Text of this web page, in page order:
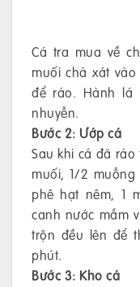
Cá tra mua về
muối chà xát
để ráo. Hành
nhuyễn.
Bước 2: Ướp cá
Sau khi cá đã
muối, 1/2
phê hạt nêm, 1
canh nước mắm
trộn đều lên để
phút.
Bước 3: Kho cá